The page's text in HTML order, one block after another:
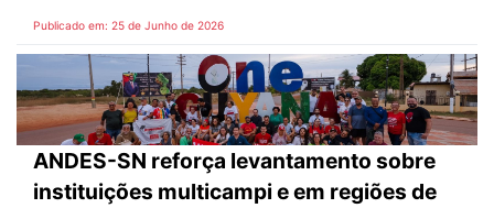
Publicado em: 25 de Junho de 2026
ANDES-SN reforça levantamento sobre
instituições multicampi e em regiões de